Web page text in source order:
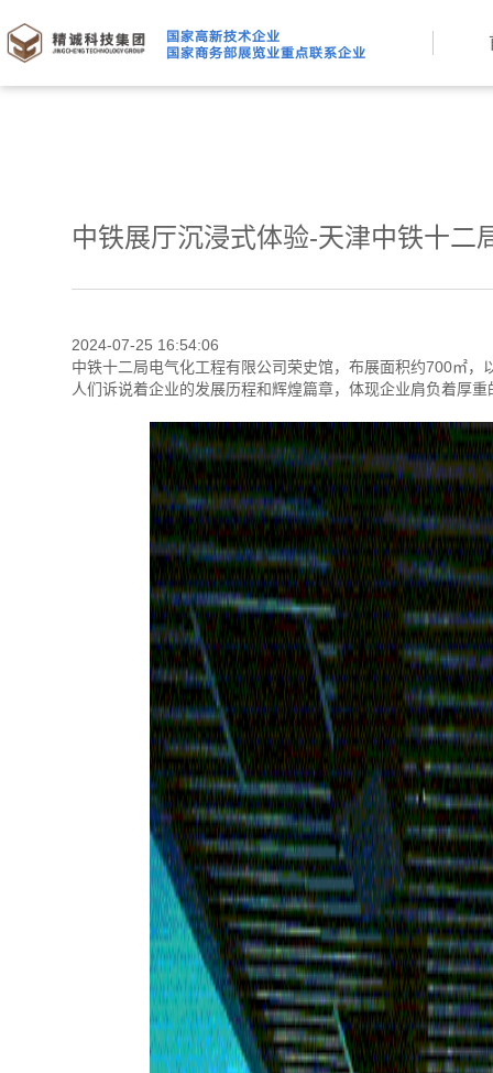
中铁展厅沉浸式体验-天津中铁十二
2024-07-25 16:54:06
中铁十二局电气化工程有限公司荣史馆，布展面积约700㎡
人们诉说着企业的发展历程和辉煌篇章，体现企业肩负着厚